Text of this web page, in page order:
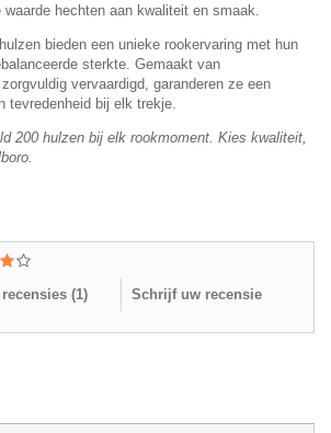
hechten aan kwaliteit en smaak.
bieden een unieke rookervaring met hun
sterkte. Gemaakt van
vervaardigd, garanderen ze een
tevredenheid bij elk trekje.
200 hulzen bij elk rookmoment. Kies kwaliteit,
(1) Schrijf uw recensie